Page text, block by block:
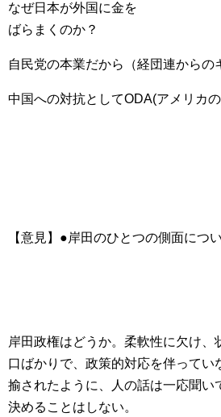
なぜ日本が外国に金を
ばらまくのか？
自民党の本業だから（経団連からの
中国への対抗としてODA(アメリカの
【意見】●岸田のひとつの側面につ
岸田政権はどうか。柔軟性に欠け、
口ばかりで、政策的対応を伴ってい
揄されたように、人の話は一応聞い
決めることはしない。